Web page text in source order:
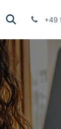
WISSEN+49